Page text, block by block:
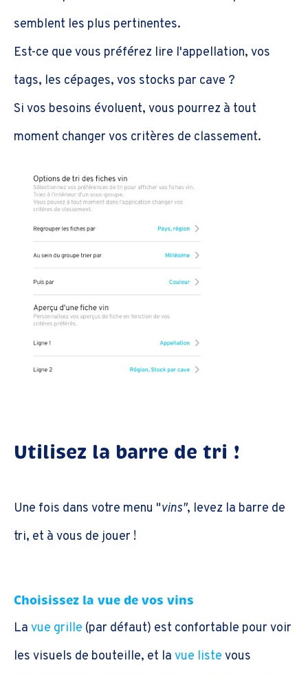
semblent les plus pertinentes.
Est-ce que vous préférez lire l'appellation, vos
tags, les cépages, vos stocks par cave ?
Si vos besoins évoluent, vous pourrez à tout
moment changer vos critères de classement.
Utilisez la barre de tri !
Une fois dans votre menu "vins", levez la barre de
tri, et à vous de jouer !
Choisissez la vue de vos vins
La vue grille (par défaut) est confortable pour voir
les visuels de bouteille, et la vue liste vous